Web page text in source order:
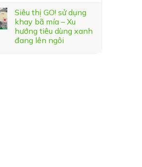
Siêu thị GO! sử dụng
khay bã mía – Xu
hướng tiêu dùng xanh
đang lên ngôi